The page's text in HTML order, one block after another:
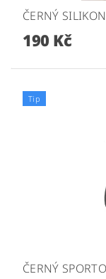
ČERNÝ
190 Kč
Tip
ČERNÝ